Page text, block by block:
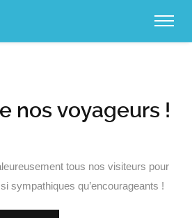
nos voyageurs !
tous nos visiteurs pour
sympathiques qu’encourageants !